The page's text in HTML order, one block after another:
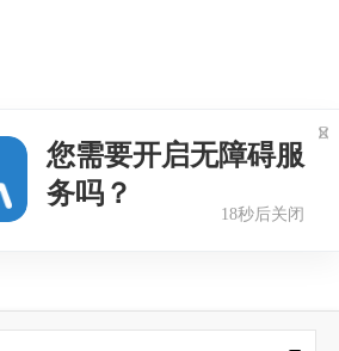
您需要开启无障碍服
务吗？
17秒后关闭
